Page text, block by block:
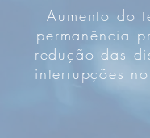
Aumento do
permanência
redução das
interrupções